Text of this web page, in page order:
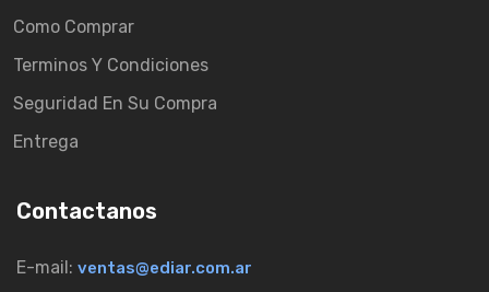
Como Comprar
Terminos Y Condiciones
Seguridad En Su Compra
Entrega
Contactanos
E-mail: ventas@ediar.com.ar